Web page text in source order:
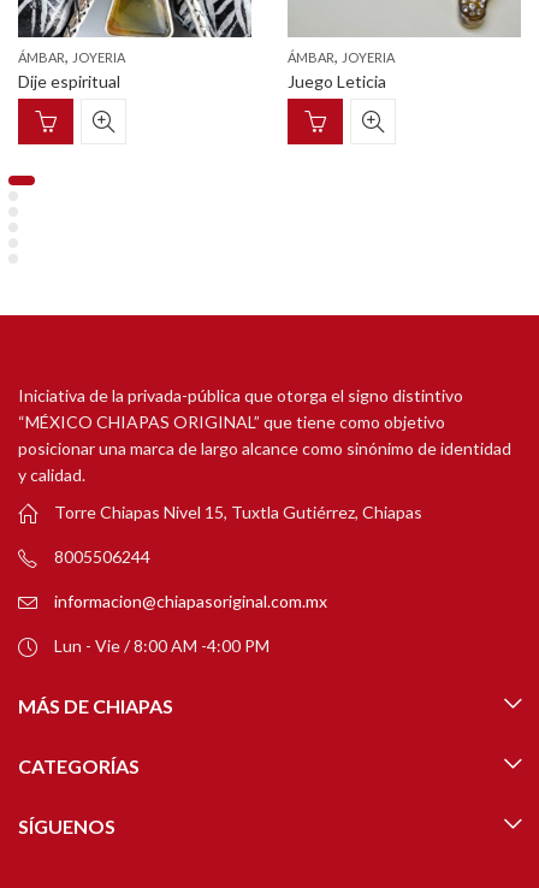
ÁMBAR, JOYERIA
Dije espiritual
ÁMBAR, JOYERIA
Juego Leticia
Iniciativa de la privada-pública que otorga el signo distintivo
“MÉXICO CHIAPAS ORIGINAL” que tiene como objetivo
posicionar una marca de largo alcance como sinónimo de identidad
y calidad.
Torre Chiapas Nivel 15, Tuxtla Gutiérrez, Chiapas
8005506244
informacion@chiapasoriginal.com.mx
Lun - Vie / 8:00 AM -4:00 PM
MÁS DE CHIAPAS
CATEGORÍAS
SÍGUENOS